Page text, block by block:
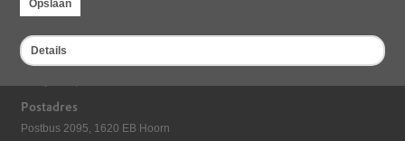
Opslaan
Details
Bezoekadres
Postadres
Postbus 2095, 1620 EB Hoorn